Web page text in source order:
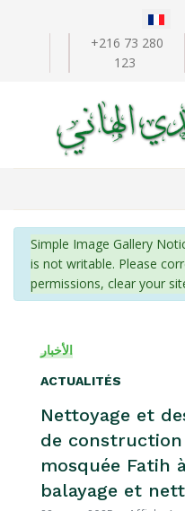
Sélectionnez votre langue
+216 73 280
123
info
Simple Image Gallery
is not writable. Please
permissions, clear your
الأخبار
ACTUALITÉS
Nettoyage et
de
mosquée Fatih
balayage et